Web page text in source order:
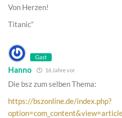
Von Herzen!
Titanic“
Gast
Hanno 16 Jahre vor
Die bsz zum selben Thema:
https://bszonline.de/index.php?